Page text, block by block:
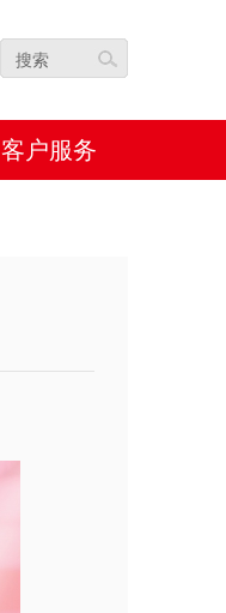
客户服务